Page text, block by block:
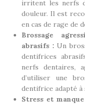
irritent les nerfs
douleur. Il est
en cas de rage de
Brossage
abrasifs : Un
dentifrices
nerfs dentaires,
d’utiliser une
dentifrice adapté à
Stress et